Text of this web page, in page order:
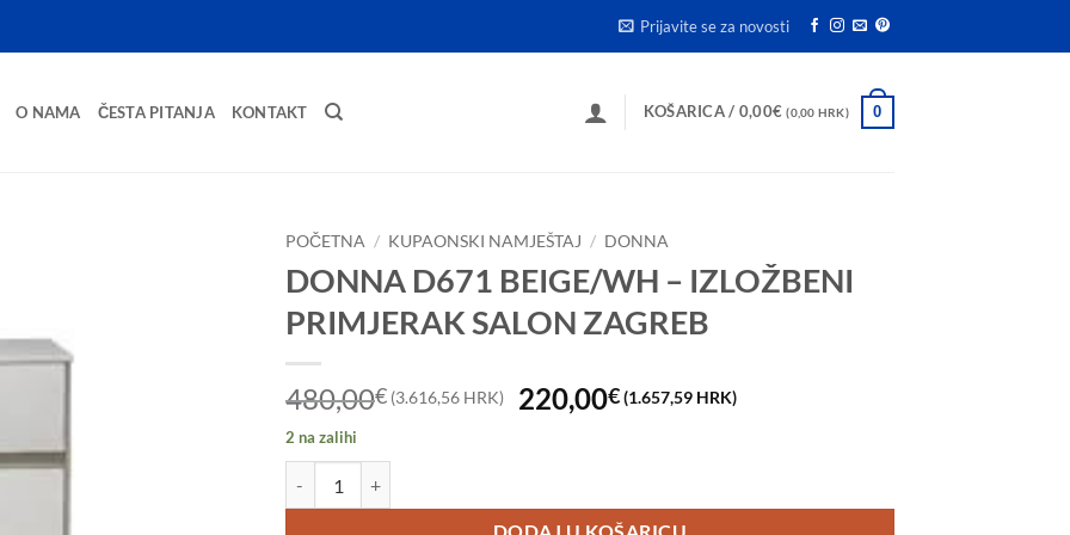
Prijavite se za novosti
O NAMA ČESTA PITANJA KONTAKT KOŠARICA / 0,00€(0,00 HRK) 0
POČETNA / KUPAONSKI NAMJEŠTAJ / DONNA
DONNA D671 BEIGE/WH – IZLOŽBENI
PRIMJERAK SALON ZAGREB
480,00€ (3.616,56 HRK)
Izvorna
cijena
480,00€
220,00€(1.657,59 HRK)Trenutna
(1.657,59
2 na zalihi